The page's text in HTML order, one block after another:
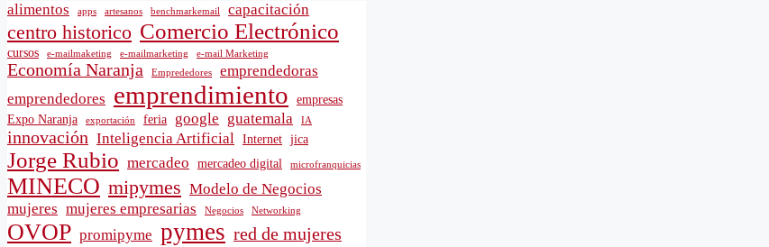
alimentos apps artesanos benchmarkemail capacitación
centro historico Comercio Electrónico
cursos e-mailmaketing e-mailmarketing e-mail Marketing
Economía Naranja Emprededores
emprendedoras
emprendedores emprendimiento
empresas
Expo Naranja
exportación feria google guatemala IA
innovación Inteligencia Artificial Internet jica
Jorge Rubio mercadeo mercadeo digital microfranquicias
MINECO mipymes Modelo de Negocios
mujeres mujeres empresarias Negocios Networking
OVOP promipyme pymes red de mujeres